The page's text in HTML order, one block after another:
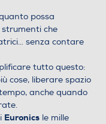
possa
che
senza contare
tutto questo:
cose, liberare spazio
anche quando
Euronics le mille